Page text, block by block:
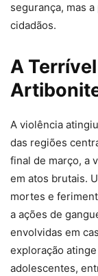
segurança, mas
cidadãos.
A
A violência
das regiões
final de março, a
em atos brutais.
mortes e
a ações de
envolvidas em
exploração
adolescentes,